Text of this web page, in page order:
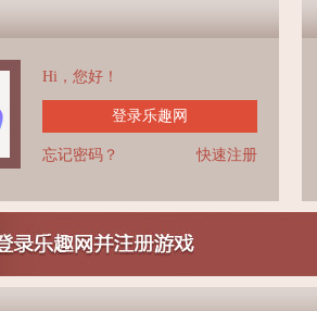
Hi，您好！
登录乐趣网
快速注册
忘记密码？